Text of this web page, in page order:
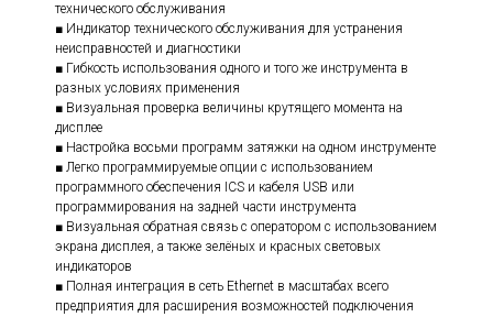
технического обслуживания
■ Индикатор технического обслуживания для устранения
неисправностей и диагностики
■ Гибкость использования одного и того же инструмента в
разных условиях применения
■ Визуальная проверка величины крутящего момента на
дисплее
■ Настройка восьми программ затяжки на одном инструменте
■ Легко программируемые опции с использованием
программного обеспечения ICS и кабеля USB или
программирования на задней части инструмента
■ Визуальная обратная связь с оператором с использованием
экрана дисплея, а также зелёных и красных световых
индикаторов
■ Полная интеграция в сеть Ethernet в масштабах всего
предприятия для расширения возможностей подключения